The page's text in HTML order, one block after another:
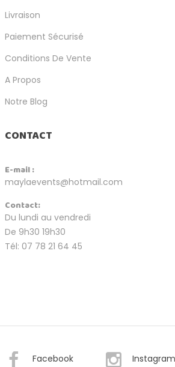
Livraison
Paiement Sécurisé
Conditions De Vente
A Propos
Notre Blog
CONTACT
E-mail :
maylaevents@hotmail.com
Contact:
Du lundi au vendredi
De 9h30 19h30
Tél: 07 78 21 64 45
Facebook Instagram